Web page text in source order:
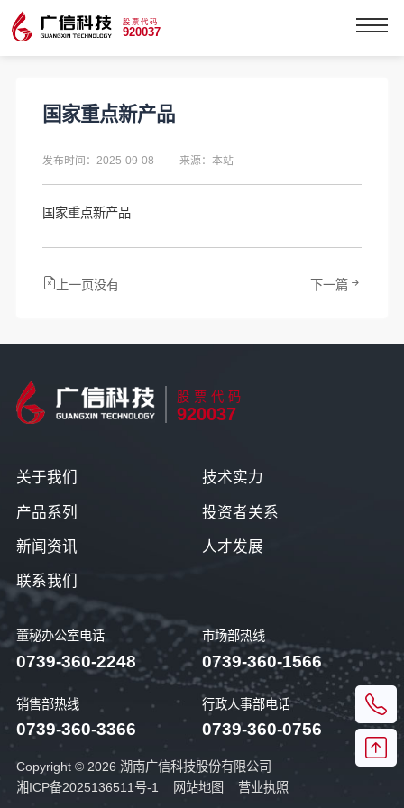
股票代码
920037
国家重点新产品
发布时间：2025-09-08 来源：本站
国家重点新产品
上一页没有 下一篇
股票代码
920037
董秘办公室电话
0739-360-2248
市场部热线
0739-360-1566
销售部热线
0739-360-3366
行政人事部电话
0739-360-0756
关于我们 技术实力
产品系列 投资者关系
新闻资讯 人才发展
联系我们
Copyright © 2026 湖南广信科技股份有限公司
湘ICP备2025136511号-1
网站地图 营业执照